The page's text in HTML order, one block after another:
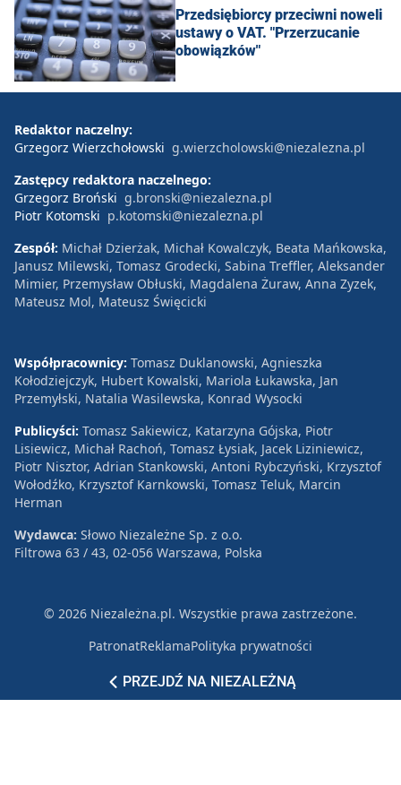
Przedsiębiorcy przeciwni noweli
ustawy o VAT. "Przerzucanie
obowiązków"
PRZEJDŹ NA NIEZALEŻNĄ
Redaktor naczelny:
Grzegorz Wierzchołowski g.wierzcholowski@niezalezna.pl
Zastępcy redaktora naczelnego:
Grzegorz Broński g.bronski@niezalezna.pl
Piotr Kotomski p.kotomski@niezalezna.pl
Zespół: Michał Dzierżak, Michał Kowalczyk, Beata Mańkowska,
Janusz Milewski, Tomasz Grodecki, Sabina Treffler, Aleksander
Mimier, Przemysław Obłuski, Magdalena Żuraw, Anna Zyzek,
Mateusz Mol, Mateusz Święcicki
Współpracownicy: Tomasz Duklanowski, Agnieszka
Kołodziejczyk, Hubert Kowalski, Mariola Łukawska, Jan
Przemyłski, Natalia Wasilewska, Konrad Wysocki
Publicyści: Tomasz Sakiewicz, Katarzyna Gójska, Piotr
Lisiewicz, Michał Rachoń, Tomasz Łysiak, Jacek Liziniewicz,
Piotr Nisztor, Adrian Stankowski, Antoni Rybczyński, Krzysztof
Wołodźko, Krzysztof Karnkowski, Tomasz Teluk, Marcin
Herman
Wydawca: Słowo Niezależne Sp. z o.o.
Filtrowa 63 / 43, 02-056 Warszawa, Polska
© 2026 Niezależna.pl. Wszystkie prawa zastrzeżone.
PatronatReklamaPolityka prywatności